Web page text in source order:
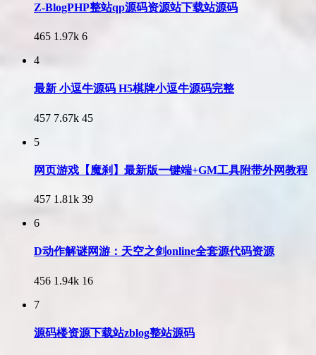
Z-BlogPHP整站qp源码资源站下载站源码
465 1.97k 6
4
最新 小逗牛源码 H5棋牌小逗牛源码完整
457 7.67k 45
5
网页游戏【魔刹】最新版一键端+GM工具附带外网教程
457 1.81k 39
6
D动作解谜网游：天空之剑online全套源代码资源
456 1.94k 16
7
源码楼资源下载站zblog整站源码